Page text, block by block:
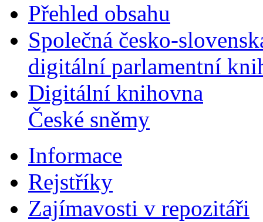
Přehled obsahu
Společná česko-
digitální parlamentní
Digitální knihovna
České sněmy
Informace
Rejstříky
Zajímavosti v repozitáři